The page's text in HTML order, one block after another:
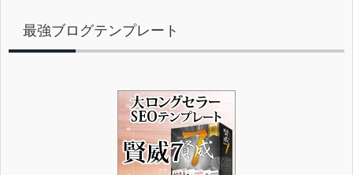
最強ブログテンプレート